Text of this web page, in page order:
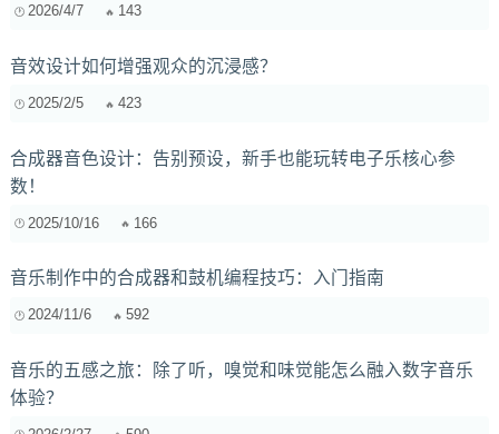
2026/4/7 143
音效设计如何增强观众的沉浸感？
2025/2/5 423
合成器音色设计：告别预设，新手也能玩转电子乐核心参
数！
2025/10/16 166
音乐制作中的合成器和鼓机编程技巧：入门指南
2024/11/6 592
音乐的五感之旅：除了听，嗅觉和味觉能怎么融入数字音乐
体验？